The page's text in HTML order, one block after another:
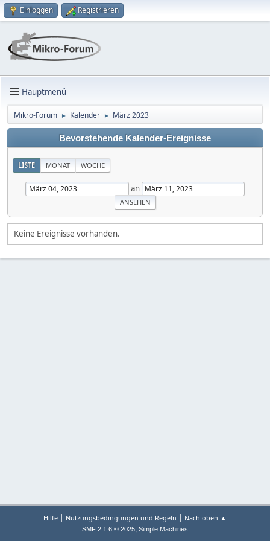
Einloggen Registrieren
Hauptmenü
Mikro-Forum ► Kalender ► März 2023
Bevorstehende Kalender-Ereignisse
LISTE MONAT WOCHE
an
Keine Ereignisse vorhanden.
Hilfe | Nutzungsbedingungen und Regeln | Nach oben ▲
SMF 2.1.6 © 2025, Simple Machines